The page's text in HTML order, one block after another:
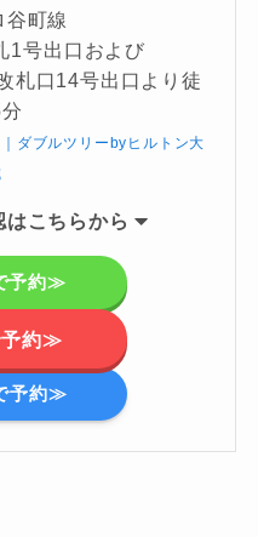
谷町線
1号出口および
札口14号出口より徒
ダブルツリーbyヒルトン大
こちらから
予約≫
予約≫
予約≫